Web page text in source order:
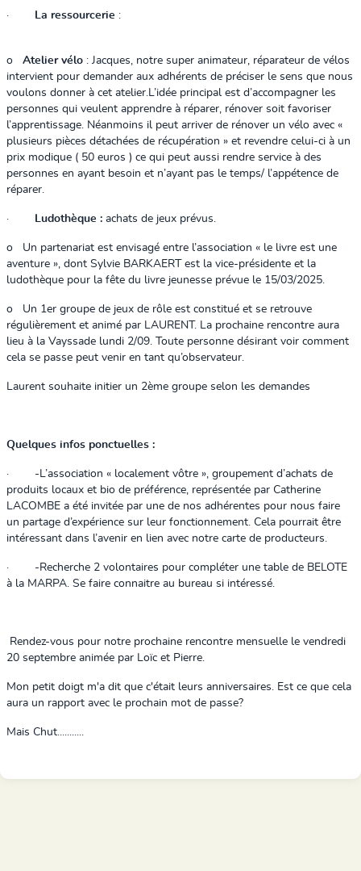
· La ressourcerie :
o Atelier vélo : Jacques, notre super animateur, réparateur de vélos
intervient pour demander aux adhérents de préciser le sens que nous
voulons donner à cet atelier.L’idée principal est d’accompagner les
personnes qui veulent apprendre à réparer, rénover soit favoriser
l’apprentissage. Néanmoins il peut arriver de rénover un vélo avec «
plusieurs pièces détachées de récupération » et revendre celui-ci à un
prix modique ( 50 euros ) ce qui peut aussi rendre service à des
personnes en ayant besoin et n’ayant pas le temps/ l’appétence de
réparer.
· Ludothèque : achats de jeux prévus.
o
Un partenariat est envisagé entre l’association « le livre est une
aventure », dont Sylvie BARKAERT est la vice-présidente et la
ludothèque pour la fête du livre jeunesse prévue le 15/03/2025.
o
Un 1er groupe de jeux de rôle est constitué et se retrouve
régulièrement et animé par LAURENT. La prochaine rencontre aura
lieu à la Vayssade lundi 2/09. Toute personne désirant voir comment
cela se passe peut venir en tant qu’observateur.
Laurent souhaite initier un 2ème groupe selon les demandes
Quelques infos ponctuelles :
· - L’association « localement vôtre », groupement d’achats de
produits locaux et bio de préférence, représentée par Catherine
LACOMBE a été invitée par une de nos adhérentes pour nous faire
un partage d’expérience sur leur fonctionnement. Cela pourrait être
intéressant dans l’avenir en lien avec notre carte de producteurs.
· - Recherche 2 volontaires pour compléter une table de BELOTE
à la MARPA. Se faire connaitre au bureau si intéressé.
Rendez-vous pour notre prochaine rencontre mensuelle le vendredi
20 septembre animée par Loïc et Pierre.
Mon petit doigt m'a dit que c'était leurs anniversaires. Est ce que cela
aura un rapport avec le prochain mot de passe?
Mais Chut...........